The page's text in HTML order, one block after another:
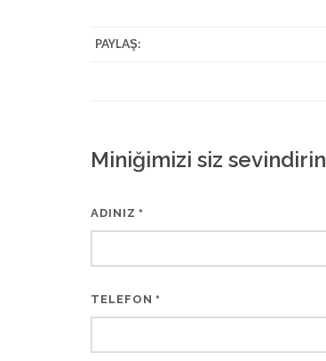
PAYLAŞ:
Miniğimizi siz sevindirin
ADINIZ *
TELEFON *